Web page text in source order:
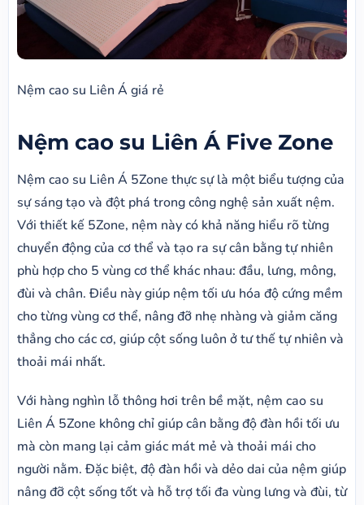
Nệm cao su Liên Á giá rẻ
Nệm cao su Liên Á Five Zone
Nệm cao su Liên Á 5Zone thực sự là một biểu tượng của
sự sáng tạo và đột phá trong công nghệ sản xuất nệm.
Với thiết kế 5Zone, nệm này có khả năng hiểu rõ từng
chuyển động của cơ thể và tạo ra sự cân bằng tự nhiên
phù hợp cho 5 vùng cơ thể khác nhau: đầu, lưng, mông,
đùi và chân. Điều này giúp nệm tối ưu hóa độ cứng mềm
cho từng vùng cơ thể, nâng đỡ nhẹ nhàng và giảm căng
thẳng cho các cơ, giúp cột sống luôn ở tư thế tự nhiên và
thoải mái nhất.
Với hàng nghìn lỗ thông hơi trên bề mặt, nệm cao su
Liên Á 5Zone không chỉ giúp cân bằng độ đàn hồi tối ưu
mà còn mang lại cảm giác mát mẻ và thoải mái cho
người nằm. Đặc biệt, độ đàn hồi và dẻo dai của nệm giúp
nâng đỡ cột sống tốt và hỗ trợ tối đa vùng lưng và đùi, từ